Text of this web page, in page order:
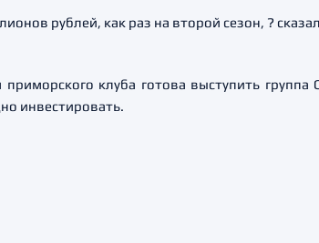
рублей, как раз на второй сезон, ?
клуба готова выступить
инвестировать.